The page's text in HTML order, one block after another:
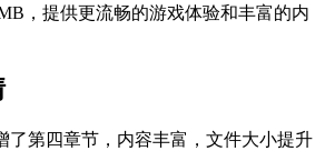
，提供更流畅的游戏体验和丰富的内
了第四章节，内容丰富，文件大小提升